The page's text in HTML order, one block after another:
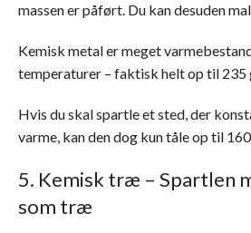
massen er påført. Du kan desuden
Kemisk metal er meget
temperaturer – faktisk helt op til 235
Hvis du skal spartle et sted, der
varme, kan den dog kun tåle op til
5. Kemisk træ – Spartlen
som træ